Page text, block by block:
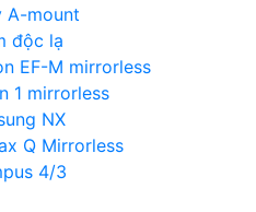
A-mount
độc lạ
EF-M mirrorless
1 mirrorless
NX
Q Mirrorless
4/3